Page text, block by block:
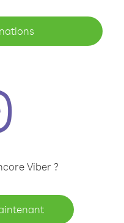
Viber ?